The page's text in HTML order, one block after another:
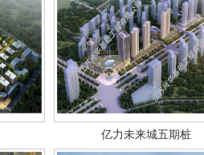
亿力未来城五期桩